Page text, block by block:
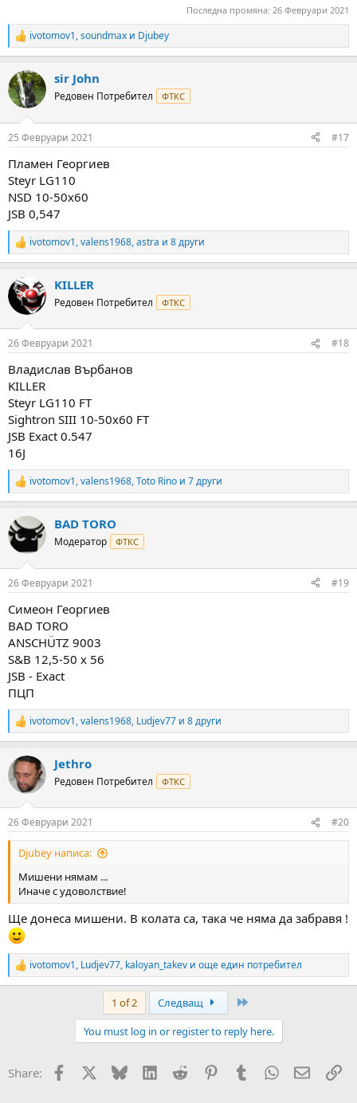
Последна промяна: 26 Февруари 2021
R
e
c
t
i
s
ivotomov1,soundmax и Djubey
sir John
Редовен Потребител ФТКС
25 Февруари 2021 #17
Пламен Георгиев
Steyr LG110
NSD 10-50x60
JSB 0,547
R
e
c
t
i
s
ivotomov1,valens1968,astra и 8 други
KILLER
Редовен Потребител ФТКС
26 Февруари 2021 #18
Владислав Върбанов
KILLER
Steyr LG110 FT
Sightron SIII 10-50x60 FT
JSB Exact 0.547
16J
R
e
c
t
i
s
ivotomov1,valens1968,Toto Rino и 7 други
BAD TORO
Модератор ФТКС
26 Февруари 2021 #19
Симеон Георгиев
BAD TORO
ANSCHÜTZ 9003
S&B 12,5-50 x 56
JSB - Exact
ПЦП
R
e
c
t
i
s
:
ivotomov1,valens1968, Ludjev77 и 8 други
Jethro
Редовен Потребител ФТКС
26 Февруари 2021 #20
Djubey написа:
Мишени нямам ...
Иначе с удоволствие!
Ще донеса мишени. В колата са, така че няма да забравя !
R
e
s
ivotomov1, Ludjev77, kaloyan_takev и още един потребител
1 of 2 Следващ
You must log in or register to reply here.
Share: Facebook Bluesky LinkedInReddit PinterestTumblrWhatsApp
Email